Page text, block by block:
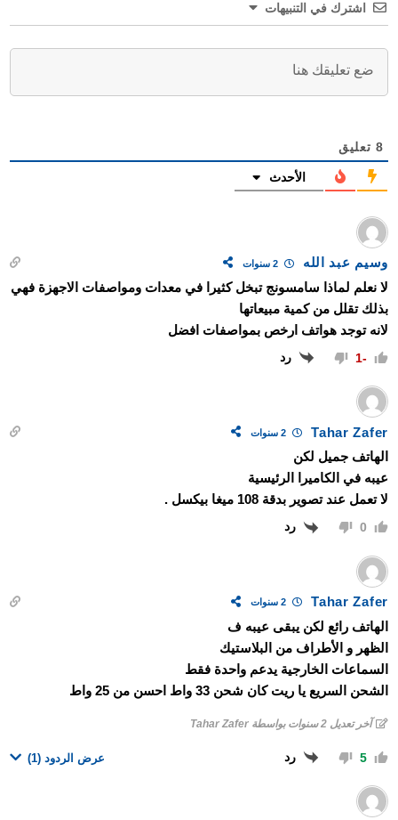
اشترك في التنبيهات
8 تعليق
الأحدث
وسيم عبد الله 2 سنوات
لا نعلم لماذا سامسونج تبخل كثيرا في معدات ومواصفات الاجهزة فهي
بذلك تقلل من كمية مبيعاتها
لانه توجد هواتف ارخص بمواصفات افضل
-1 رد
Tahar Zafer
الهاتف جميل لكن
عيبه في الكاميرا الرئيسية
لا تعمل عند تصوير بدقة 108 ميغا بيكسل .
0 رد
Tahar Zafer
الهاتف رائع لكن يبقى عيبه ف
الظهر و الأطراف من البلاستيك
السماعات الخارجية يدعم واحدة فقط
الشحن السريع يا ريت كان شحن 33 واط احسن من 25 واط
آخر تعديل 2 سنوات بواسطة Tahar Zafer
5 رد عرض الردود (1)